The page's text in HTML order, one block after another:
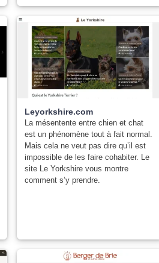
Leyorkshire.com
La mésentente entre chien et chat
est un phénomène tout à fait normal.
Mais cela ne veut pas dire qu’il est
impossible de les faire cohabiter. Le
site Le Yorkshire vous montre
comment s’y prendre.